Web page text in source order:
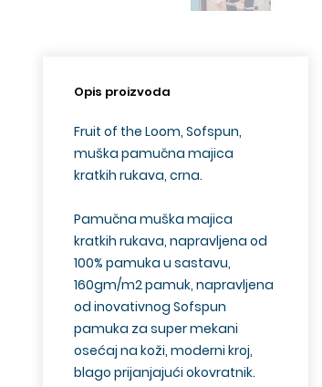
Opis proizvoda
Fruit of the Loom, Sofspun,
muška pamučna majica
kratkih rukava, crna.
Pamučna muška majica
kratkih rukava, napravljena od
100% pamuka u sastavu,
160gm/m2 pamuk, napravljena
od inovativnog Sofspun
pamuka za super mekani
osećaj na koži, moderni kroj,
blago prijanjajući okovratnik.